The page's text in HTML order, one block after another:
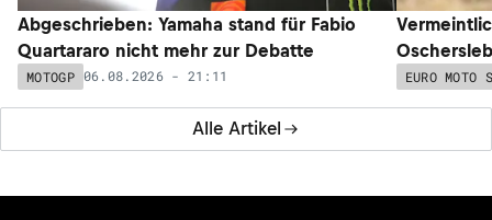
Alle Artikel
Abgeschrieben: Yamaha stand für Fabio
Quartararo nicht mehr zur Debatte
MOTOGP 06.08.2026 - 21:11 EURO MOTO